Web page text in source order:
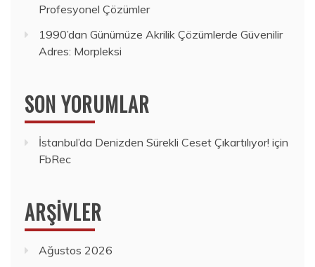
Profesyonel Çözümler
1990’dan Günümüze Akrilik Çözümlerde Güvenilir
Adres: Morpleksi
SON YORUMLAR
İstanbul’da Denizden Sürekli Ceset Çıkartılıyor! için
FbRec
ARŞIVLER
Ağustos 2026